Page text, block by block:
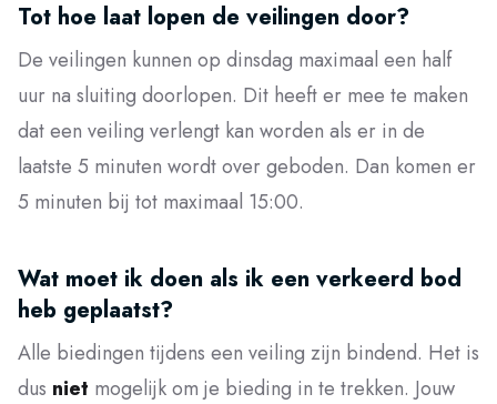
Tot hoe laat lopen de veilingen door?
De veilingen kunnen op dinsdag maximaal een half
uur na sluiting doorlopen. Dit heeft er mee te maken
dat een veiling verlengt kan worden als er in de
laatste 5 minuten wordt over geboden. Dan komen er
5 minuten bij tot maximaal 15:00.
Wat moet ik doen als ik een verkeerd bod
heb geplaatst?
Alle biedingen tijdens een veiling zijn bindend. Het is
dus niet mogelijk om je bieding in te trekken. Jouw